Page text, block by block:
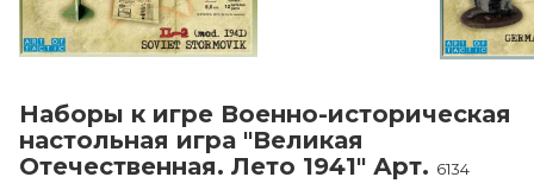
Наборы к игре Военно-историческая
настольная игра "Великая
Отечественная. Лето 1941" Арт. 6134